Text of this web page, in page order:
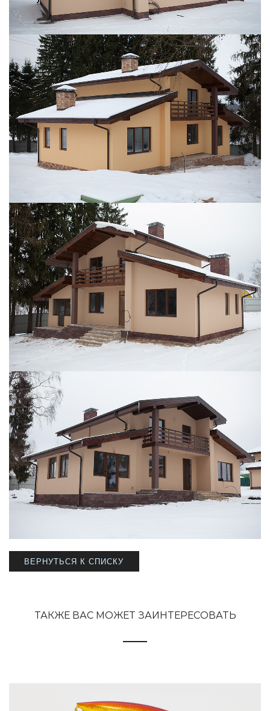
ВЕРНУТЬСЯ К СПИСКУ
ТАКЖЕ ВАС МОЖЕТ ЗАИНТЕРЕСОВАТЬ